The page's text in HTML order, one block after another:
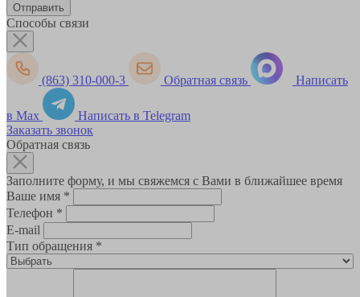
Способы связи
(863) 310-000-3 Обратная связь Написать
в Max
Написать в Telegram
Заказать звонок
Обратная связь
Заполните форму, и мы свяжемся с Вами в ближайшее время
Ваше имя *
Телефон *
E-mail
Тип обращения *